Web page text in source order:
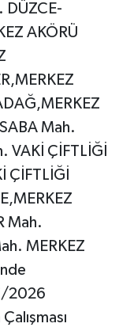
DÜZCE-
AKÖRÜ
Mah.
VAKİ ÇİFTLİĞİ
ÇİFTLİĞİ
Mah.
MERKEZ
2026